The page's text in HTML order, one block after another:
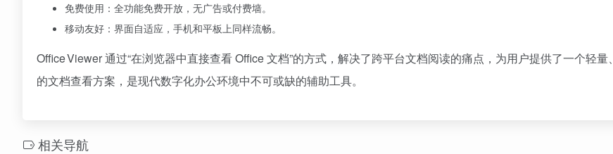
免费使用：全功能免费开放，无广告或付费墙。
移动友好：界面自适应，手机和平板上同样流畅。
Office Viewer 通过“在浏览器中直接查看 Office 文档”的方式，解决了跨平台文档阅读的痛点，为用户提供了一个轻量
的文档查看方案，是现代数字化办公环境中不可或缺的辅助工具。
相关导航